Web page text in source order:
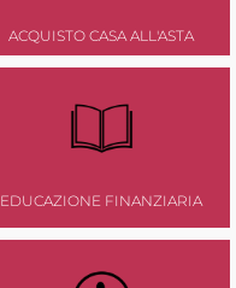
ACQUISTO CASA ALL'ASTA
EDUCAZIONE FINANZIARIA